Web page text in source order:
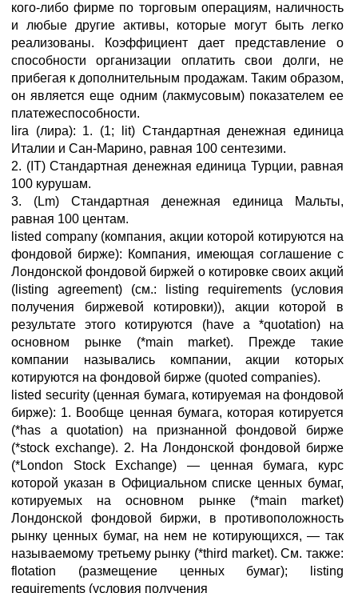
кого-либо фирме по торговым операциям, наличность
и любые другие активы, которые могут быть легко
реализованы. Коэффициент дает представление о
способности организации оплатить свои долги, не
прибегая к дополнительным продажам. Таким образом,
он является еще одним (лакмусовым) показателем ее
платежеспособности.
lira (лира): 1. (1; lit) Стандартная денежная единица
Италии и Сан-Марино, равная 100 сентезими.
2. (IT) Стандартная денежная единица Турции, равная
100 курушам.
3. (Lm) Стандартная денежная единица Мальты,
равная 100 центам.
listed company (компания, акции которой котируются на
фондовой бирже): Компания, имеющая соглашение с
Лондонской фондовой биржей о котировке своих акций
(listing agreement) (см.: listing requirements (условия
получения биржевой котировки)), акции которой в
результате этого котируются (have a *quotation) на
основном рынке (*main market). Прежде такие
компании назывались компании, акции которых
котируются на фондовой бирже (quoted companies).
listed security (ценная бумага, котируемая на фондовой
бирже): 1. Вообще ценная бумага, которая котируется
(*has a quotation) на признанной фондовой бирже
(*stock exchange). 2. На Лондонской фондовой бирже
(*London Stock Exchange) — ценная бумага, курс
которой указан в Официальном списке ценных бумаг,
котируемых на основном рынке (*main market)
Лондонской фондовой биржи, в противоположность
рынку ценных бумаг, на нем не котирующихся, — так
называемому третьему рынку (*third market). См. также:
flotation (размещение ценных бумаг); listing
requirements (условия получения